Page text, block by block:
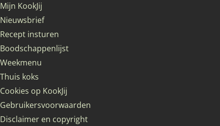
Mijn KookJij
Nieuwsbrief
Recept insturen
Boodschappenlijst
Weekmenu
Thuis koks
Cookies op KookJij
Gebruikersvoorwaarden
Disclaimer en copyright